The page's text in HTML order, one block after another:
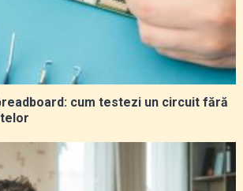
cum testezi un circuit fără